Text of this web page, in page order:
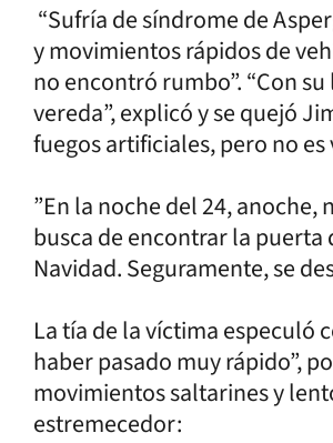
“Sufría de síndrome de
y movimientos rápidos de
no encontró rumbo”. “Con
vereda”, explicó y se quejó
fuegos artificiales, pero no es
”En la noche del 24,
busca de encontrar la puerta
Navidad. Seguramente, se
La tía de la víctima especuló
haber pasado muy rápido”,
movimientos saltarines y
estremecedor: